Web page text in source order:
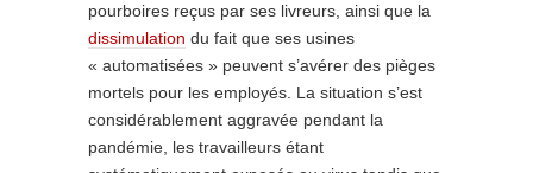
pourboires reçus par ses livreurs, ainsi que la
dissimulation du fait que ses usines
« automatisées » peuvent s’avérer des pièges
mortels pour les employés. La situation s’est
considérablement aggravée pendant la
pandémie, les travailleurs étant